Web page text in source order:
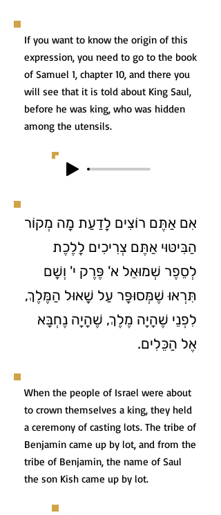
If you want to know the origin of this
expression, you need to go to the book
of Samuel 1, chapter 10, and there you
will see that it is told about King Saul,
before he was king, who was hidden
among the utensils.
אִם אַתֶּם רוֹצִים לָדַעַת מָה מְקוֹר
הַבִּיטּוּי אַתֶּם צְרִיכִים לָלֶכֶת
לְסֵפֶר שְׁמוּאֵל א' פֶּרֶק י' וְשָׁם
תִּרְאוּ שֶׁמְּסוּפָּר עַל שָׁאוּל הַמֶּלֶךְ,
לִפְנֵי שֶׁהָיָה מֶלֶךְ, שֶׁהָיָה נֶחְבָּא
אֶל הַכֵּלִים.
When the people of Israel were about
to crown themselves a king, they held
a ceremony of casting lots. The tribe of
Benjamin came up by lot, and from the
tribe of Benjamin, the name of Saul
the son Kish came up by lot.